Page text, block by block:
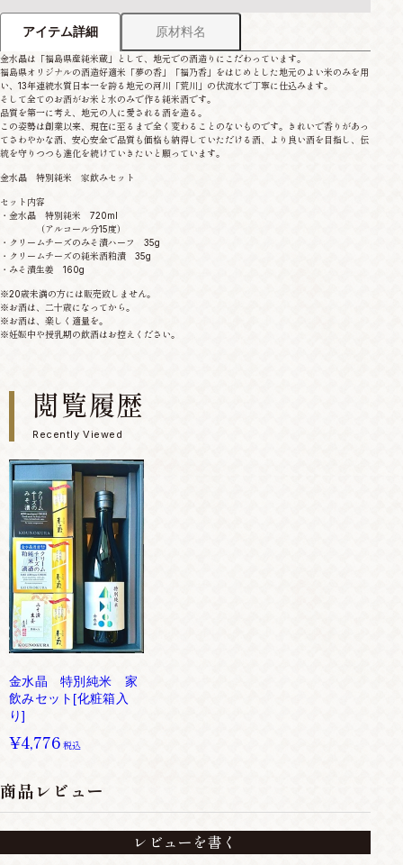
アイテム詳細 原材料名
金水晶は「福島県産純米蔵」として、地元での酒造りにこだわっています。
福島県オリジナルの酒造好適米「夢の香」「福乃香」をはじめとした地元のよい米のみを用
い、13年連続水質日本一を誇る地元の河川「荒川」の伏流水で丁寧に仕込みます。
そして全てのお酒がお米と水のみで作る純米酒です。
品質を第一に考え、地元の人に愛される酒を造る。
この姿勢は創業以来、現在に至るまで全く変わることのないものです。きれいで香りがあっ
てさわやかな酒、安心安全で品質も価格も納得していただける酒、より良い酒を目指し、伝
統を守りつつも進化を続けていきたいと願っています。
金水晶 特別純米 家飲みセット
セット内容
・金水晶 特別純米 720ml
（アルコール分15度）
・クリームチーズのみそ漬ハーフ 35g
・クリームチーズの純米酒粕漬 35g
・みそ漬生姜 160g
※20歳未満の方には販売致しません。
※お酒は、二十歳になってから。
※お酒は、楽しく適量を。
※妊娠中や授乳期の飲酒はお控えください。
閲覧履歴
Recently Viewed
金水晶 特別純米 家
飲みセット[化粧箱入
り]
¥4,776 税込
商品レビュー
レビューを書く